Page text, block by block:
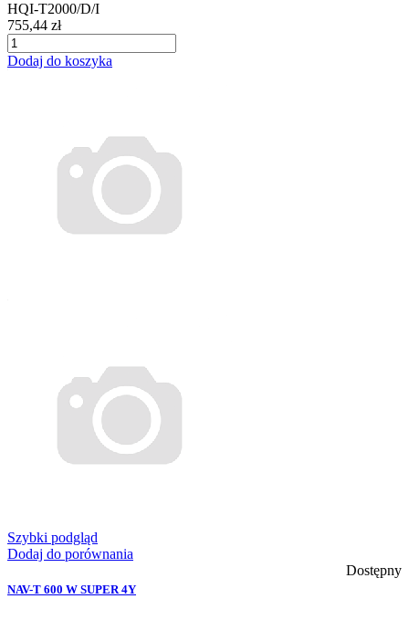
HQI-T2000/D/I
755,44 zł
Dodaj do koszyka
Szybki podgląd
Dodaj do porównania
Dostępny
NAV-T 600 W SUPER 4Y